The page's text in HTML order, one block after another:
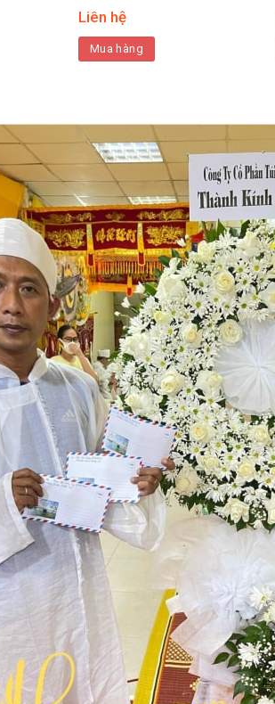
Liên hệ
Mua hàng